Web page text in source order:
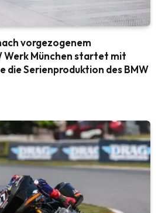
vorgezogenem
Werk München startet mit
die Serienproduktion des BMW